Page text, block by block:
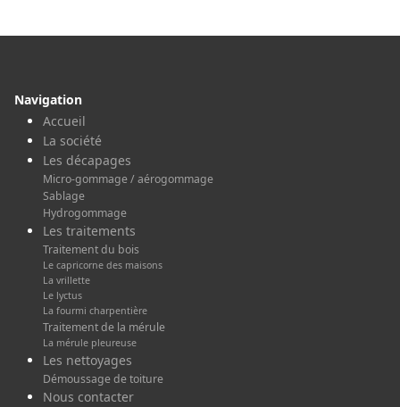
Navigation
Accueil
La société
Les décapages
Micro-gommage / aérogommage
Sablage
Hydrogommage
Les traitements
Traitement du bois
Le capricorne des maisons
La vrillette
Le lyctus
La fourmi charpentière
Traitement de la mérule
La mérule pleureuse
Les nettoyages
Démoussage de toiture
Nous contacter